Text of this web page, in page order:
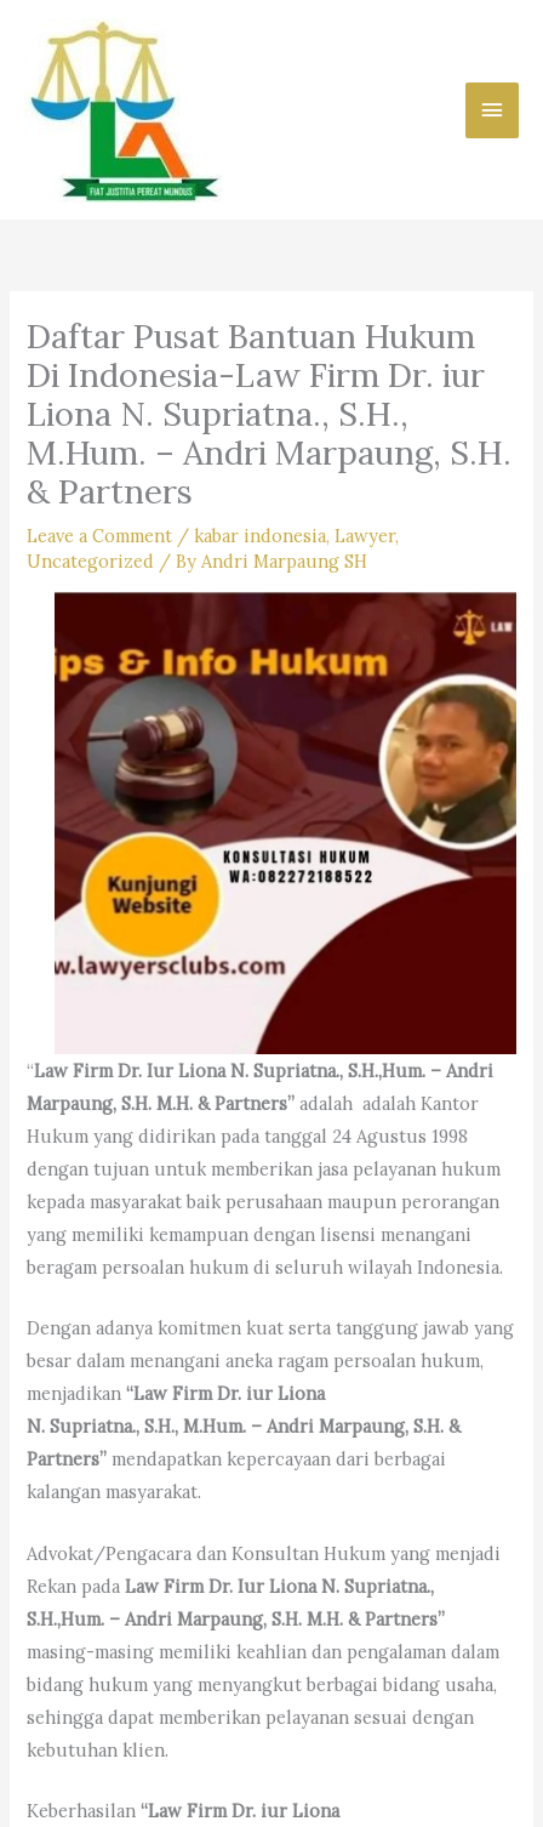
content
Main
Daftar Pusat Bantuan Hukum
Di Indonesia-Law Firm Dr. iur
Liona N. Supriatna., S.H.,
M.Hum. – Andri Marpaung, S.H.
& Partners
Leave a Comment /kabar indonesia,Lawyer,
Uncategorized / ByAndri Marpaung SH
“Law Firm Dr. Iur Liona N. Supriatna., S.H.,Hum. – Andri
Marpaung, S.H. M.H. & Partners” adalah adalah Kantor
Hukum yang didirikan pada tanggal 24 Agustus 1998
dengan tujuan untuk memberikan jasa pelayanan hukum
kepada masyarakat baik perusahaan maupun perorangan
yang memiliki kemampuan dengan lisensi menangani
beragam persoalan hukum di seluruh wilayah Indonesia.
Dengan adanya komitmen kuat serta tanggung jawab yang
besar dalam menangani aneka ragam persoalan hukum,
menjadikan“LawFirmDr. iur Liona
N. Supriatna., S.H., M.Hum. – Andri Marpaung, S.H.&
Partners” mendapatkan kepercayaan dari berbagai
kalangan masyarakat.
Advokat/Pengacara dan Konsultan Hukum yang menjadi
Rekan padaLaw Firm Dr. Iur Liona N. Supriatna.,
S.H.,Hum. – Andri Marpaung, S.H. M.H. & Partners”
masing-masing memiliki keahlian dan pengalaman dalam
bidang hukum yang menyangkut berbagai bidang usaha,
sehingga dapat memberikan pelayanan sesuai dengan
kebutuhan klien.
Keberhasilan“Law Firm Dr. iur Liona